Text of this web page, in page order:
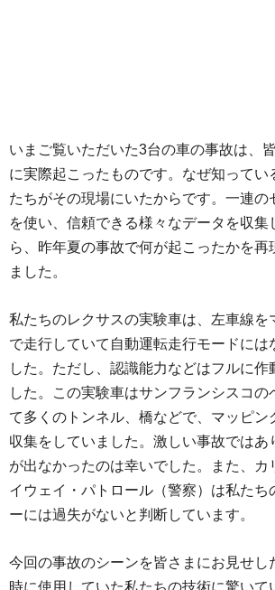
いまご覧いただいた3台の車の事故は、
に実際起こったものです。なぜ知ってい
たちがその現場にいたからです。一連の
を使い、信頼できる様々なデータを収集
ら、昨年夏の事故で何が起こったかを再
ました。
私たちのレクサスの実験車は、左車線を
で走行していて自動運転走行モードには
した。ただし、認識能力などはフルに作
した。この実験車はサンフランシスコの
て多くのトンネル、橋などで、マッピン
収集をしていました。激しい事故ではあ
が出なかったのは幸いでした。また、カ
イウェイ・パトロール（警察）は私たち
ーには過失がないと判断しています。
今回の事故のシーンを皆さまにお見せし